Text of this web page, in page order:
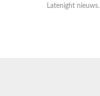
Latenight nieuws.